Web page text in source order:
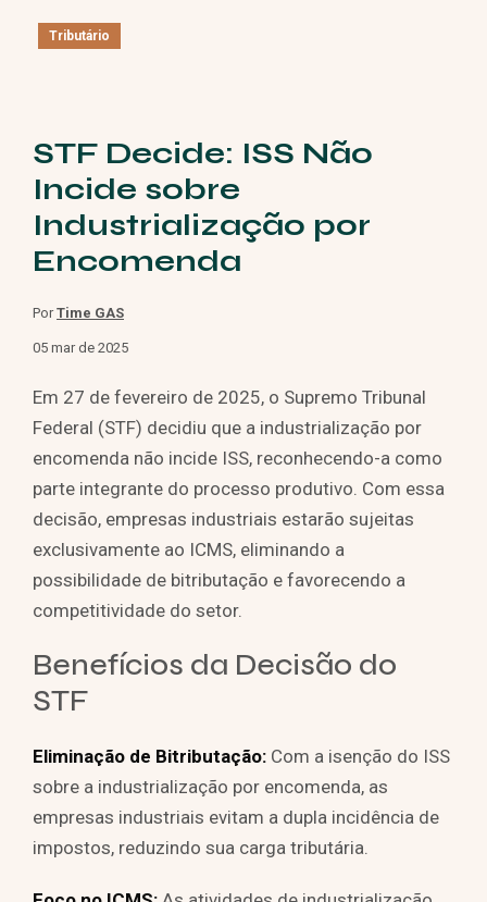
Tributário
STF Decide: ISS Não
Incide sobre
Industrialização por
Encomenda
PorTime GAS
05 mar de 2025
Em 27 de fevereiro de 2025, o Supremo Tribunal
Federal (STF) decidiu que a industrialização por
encomenda não incide ISS, reconhecendo-a como
parte integrante do processo produtivo. Com essa
decisão, empresas industriais estarão sujeitas
exclusivamente ao ICMS, eliminando a
possibilidade de bitributação e favorecendo a
competitividade do setor.
Benefícios da Decisão do
STF
Eliminação de Bitributação: Com a isenção do ISS
sobre a industrialização por encomenda, as
empresas industriais evitam a dupla incidência de
impostos, reduzindo sua carga tributária.